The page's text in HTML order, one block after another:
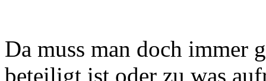
Da muss man doch immer
beteiligt ist oder zu was